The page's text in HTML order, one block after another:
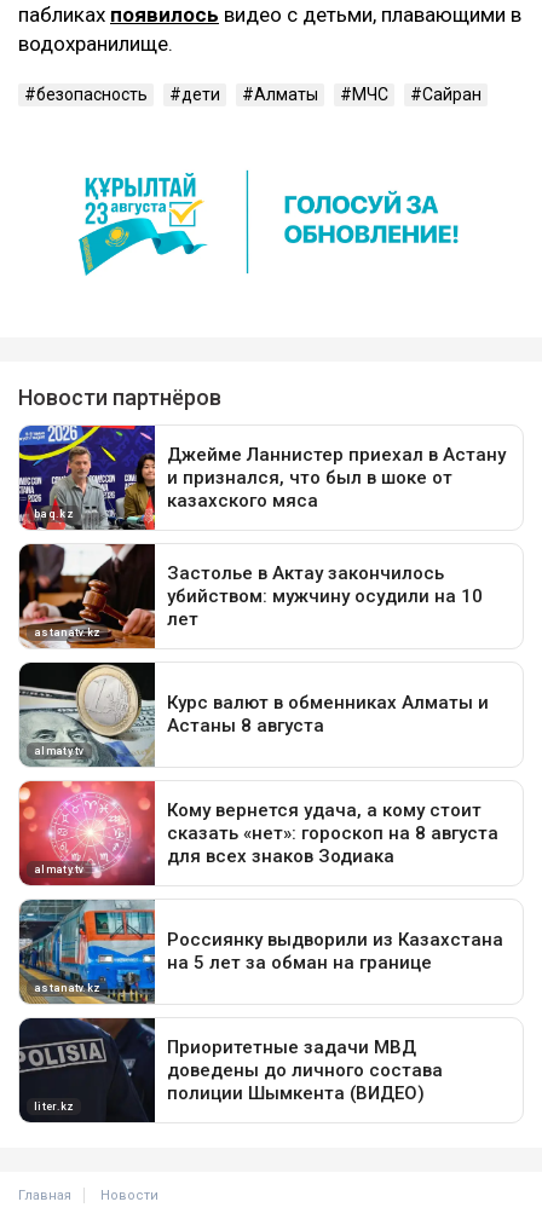
пабликах появилось видео с детьми, плавающими в
водохранилище.
безопасность дети Алматы МЧС Сайран
Главная Новости